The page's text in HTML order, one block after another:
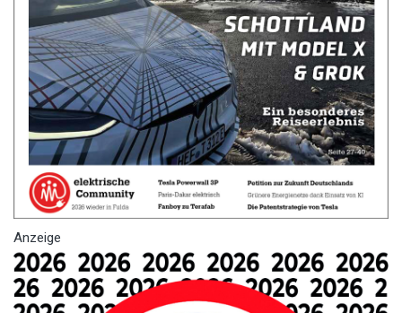
Anzeige